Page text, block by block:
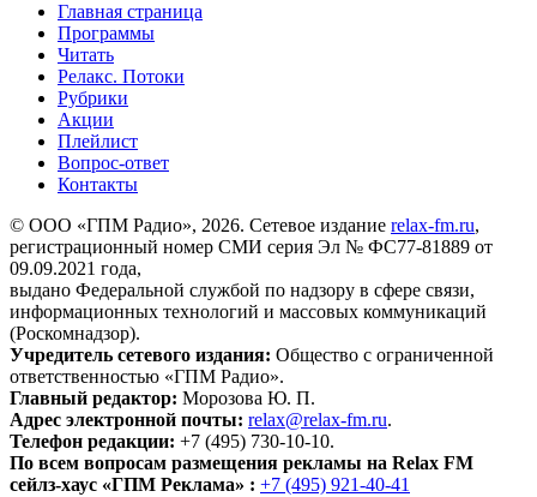
Главная страница
Программы
Читать
Релакс. Потоки
Рубрики
Акции
Плейлист
Вопрос-ответ
Контакты
© ООО «ГПМ Радио», 2026. Сетевое издание relax-fm.ru,
регистрационный номер СМИ серия Эл № ФС77-81889 от
09.09.2021 года,
выдано Федеральной службой по надзору в сфере связи,
информационных технологий и массовых коммуникаций
(Роскомнадзор).
Учредитель сетевого издания: Общество с ограниченной
ответственностью «ГПМ Радио».
Главный редактор: Морозова Ю. П.
Адрес электронной почты: relax@relax-fm.ru.
Телефон редакции: +7 (495) 730-10-10.
По всем вопросам размещения рекламы на Relax FM
сейлз-хаус «ГПМ Реклама» : +7 (495) 921-40-41